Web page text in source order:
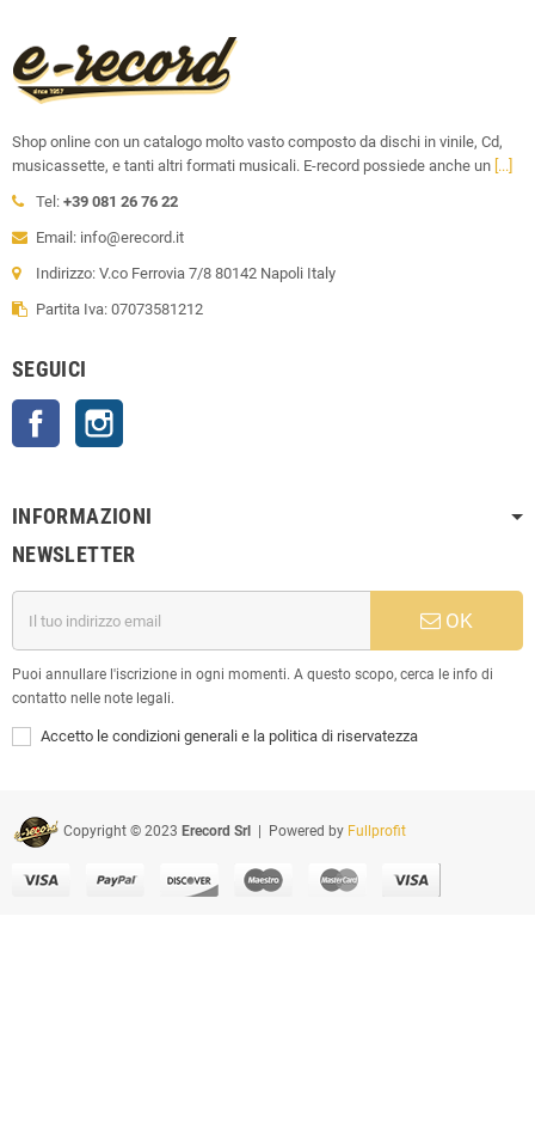
Shop online con un catalogo molto vasto composto da dischi in vinile, Cd,
musicassette, e tanti altri formati musicali. E-record possiede anche un [...]
Tel: +39 081 26 76 22
Email: info@erecord.it
Indirizzo: V.co Ferrovia 7/8 80142 Napoli Italy
Partita Iva: 07073581212
SEGUICI
Facebook
INFORMAZIONI
NEWSLETTER
OK
Puoi annullare l'iscrizione in ogni momenti. A questo scopo, cerca le info di
contatto nelle note legali.
Accetto le condizioni generali e la politica di riservatezza
Copyright © 2023 Erecord Srl | Powered by Fullprofit